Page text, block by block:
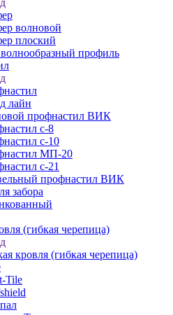
волновой
плоский
профиль
лайн
профнастил ВИК
с-8
с-10
МП-20
с-21
профнастил ВИК
забора
(гибкая черепица)
кровля (гибкая черепица)
Tile